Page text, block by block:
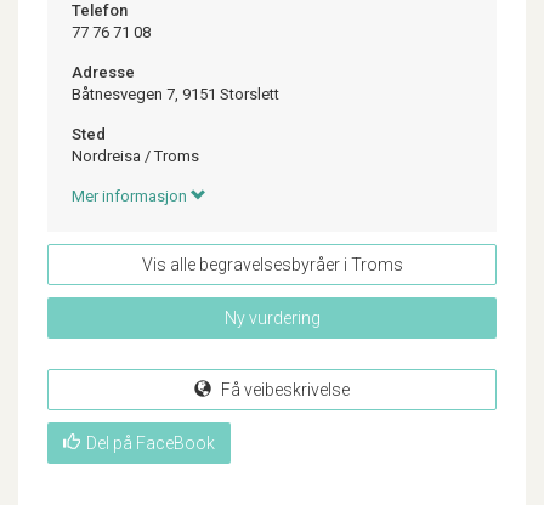
Telefon
77 76 71 08
Adresse
Båtnesvegen 7, 9151 Storslett
Sted
Nordreisa /Troms
Mer informasjon
Vis alle begravelsesbyråer i Troms
Ny vurdering
Få veibeskrivelse
Del på FaceBook